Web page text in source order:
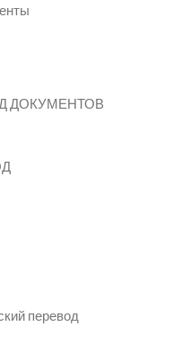
ДОКУМЕНТОВ
перевод